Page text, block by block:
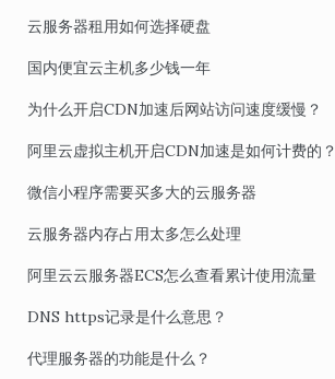
云服务器租用如何选择硬盘
国内便宜云主机多少钱一年
为什么开启CDN加速后网站访问速度缓慢？
阿里云虚拟主机开启CDN加速是如何计费的？
微信小程序需要买多大的云服务器
云服务器内存占用太多怎么处理
阿里云云服务器ECS怎么查看累计使用流量
DNS https记录是什么意思？
代理服务器的功能是什么？